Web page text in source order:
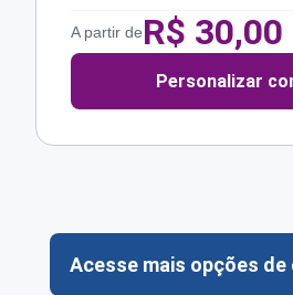
A partir deR$ 30,00
Personalizar
Acesse mais opções de